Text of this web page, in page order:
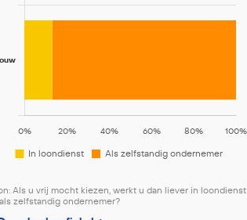
Als u vrij mocht kiezen, werkt u dan liever in loondienst
zelfstandig ondernemer?